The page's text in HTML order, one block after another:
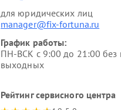
для юридических лиц
manager@fix-fortuna.ru
График работы:
ПН-ВСК с 9:00 до 21:00 без
выходных
Рейтинг сервисного центра